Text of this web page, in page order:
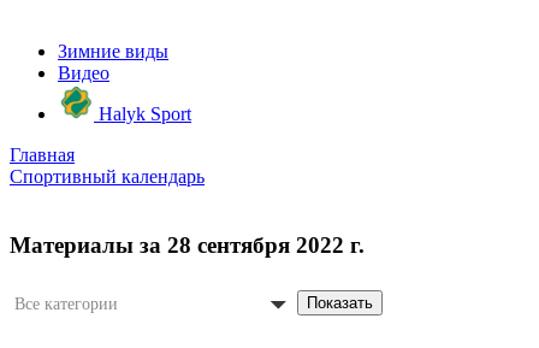
Зимние виды
Видео
Halyk Sport
Главная
Спортивный календарь
Материалы за 28 сентября 2022 г.
Все категории Показать